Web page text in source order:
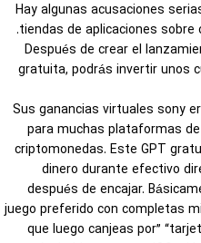
Hay algunas acusaciones
tiendas de aplicaciones
Después de crear el
gratuita, podrás invertir unos
Sus ganancias virtuales sony
para muchas plataformas
criptomonedas. Este GPT
dinero durante efectivo
después de encajar.
juego preferido con completas
que luego canjeas por”